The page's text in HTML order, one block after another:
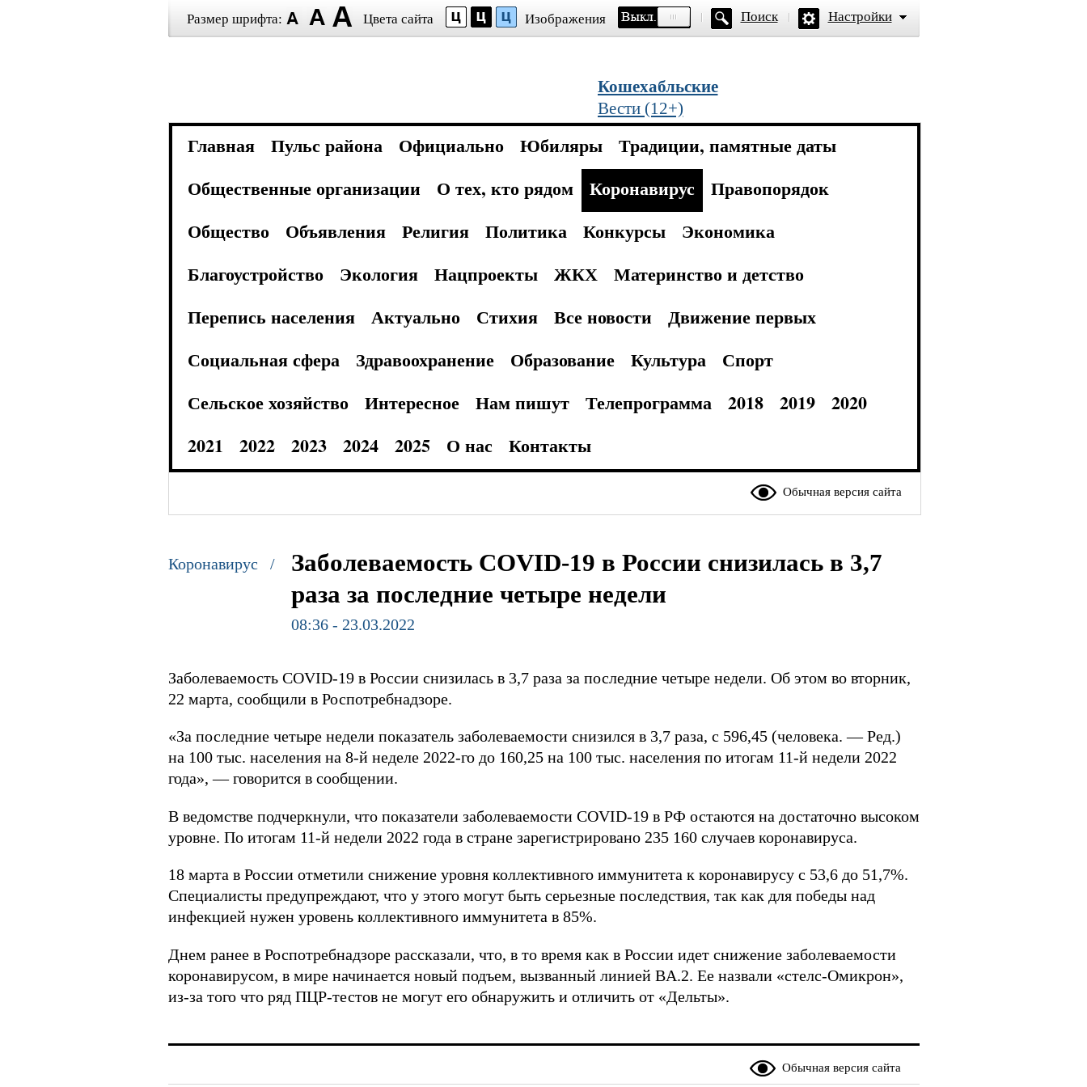
Размер шрифта: Цвета сайта Изображения Поиск Настройки
Кошехабльские
Вести (12+)
Главная Пульс района Официально Юбиляры
Традиции, памятные даты
Общественные организации
О тех, кто рядом Коронавирус
Правопорядок
Общество
Объявления Религия Политика Конкурсы
Экономика
Благоустройство
Экология Нацпроекты ЖКХ
Материнство и детство
Перепись населения
Актуально Стихия Все новости
Движение первых
Социальная сфера
Здравоохранение Образование Культура
Спорт
Сельское хозяйство
Интересное Нам пишут Телепрограмма 2018 2019
2020
2021
2022 2023 2024 2025 О нас Контакты
Обычная версия сайта
Коронавирус /
Заболеваемость COVID-19 в России снизилась в 3,7
раза за последние четыре недели
08:36 - 23.03.2022
Заболеваемость COVID-19 в России снизилась в 3,7 раза за последние четыре недели. Об этом во вторник,
22 марта, сообщили в Роспотребнадзоре.
«За последние четыре недели показатель заболеваемости снизился в 3,7 раза, с 596,45 (человека. — Ред.)
на 100 тыс. населения на 8-й неделе 2022-го до 160,25 на 100 тыс. населения по итогам 11-й недели 2022
года», — говорится в сообщении.
В ведомстве подчеркнули, что показатели заболеваемости COVID-19 в РФ остаются на достаточно высоком
уровне. По итогам 11-й недели 2022 года в стране зарегистрировано 235 160 случаев коронавируса.
18 марта в России отметили снижение уровня коллективного иммунитета к коронавирусу с 53,6 до 51,7%.
Специалисты предупреждают, что у этого могут быть серьезные последствия, так как для победы над
инфекцией нужен уровень коллективного иммунитета в 85%.
Днем ранее в Роспотребнадзоре рассказали, что, в то время как в России идет снижение заболеваемости
коронавирусом, в мире начинается новый подъем, вызванный линией BA.2. Ее назвали «стелс-Омикрон»,
из-за того что ряд ПЦР-тестов не могут его обнаружить и отличить от «Дельты».
Обычная версия сайта